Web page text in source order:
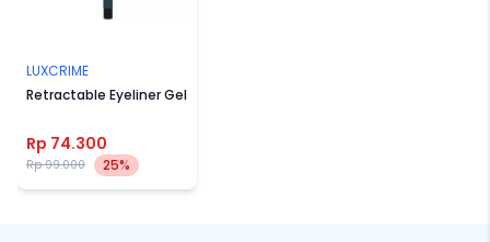
LUXCRIME
Retractable Eyeliner Gel
Rp 74.300
Rp 99.000 25%